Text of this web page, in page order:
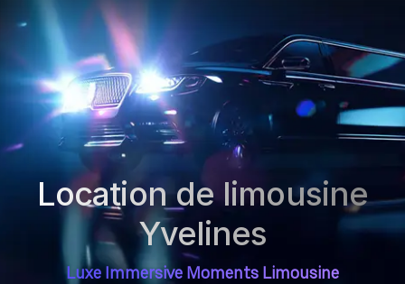
Location de limousine
Yvelines
Luxe Immersive Moments Limousine